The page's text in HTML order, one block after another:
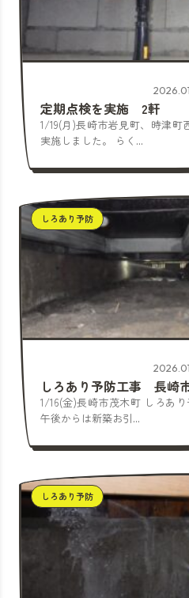
定期点検を実施 2軒
1/19(月)長崎市岩見町、時津町
実施しました。 らく...
しろあり予防
しろあり予防工事 長崎
1/16(金)長崎市茂木町 しろあ
午後からは新築お引...
しろあり予防